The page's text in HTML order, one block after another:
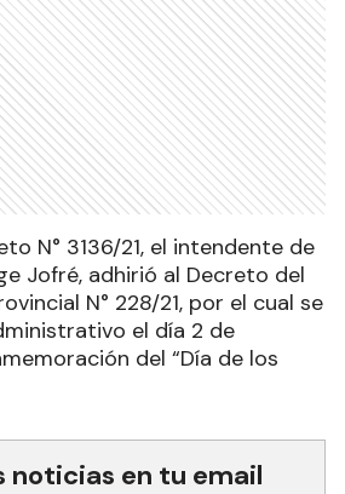
N° 3136/21, el intendente de
Jofré, adhirió al Decreto del
N° 228/21, por el cual se
el día 2 de
del “Día de los
noticias en tu email